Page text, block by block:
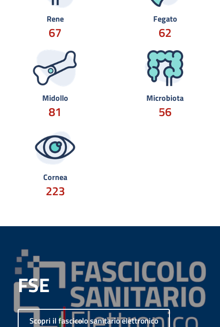
Rene
67
Fegato
62
Midollo
81
Microbiota
56
Cornea
223
FSE
Scopri il fascicolo sanitario elettronico